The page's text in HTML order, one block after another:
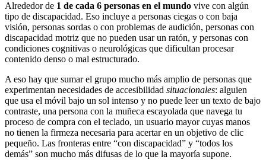
Alrededor de 1 de cada 6 personas en el mundo vive con algún
tipo de discapacidad. Eso incluye a personas ciegas o con baja
visión, personas sordas o con problemas de audición, personas con
discapacidad motriz que no pueden usar un ratón, y personas con
condiciones cognitivas o neurológicas que dificultan procesar
contenido denso o mal estructurado.
A eso hay que sumar el grupo mucho más amplio de personas que
experimentan necesidades de accesibilidad situacionales: alguien
que usa el móvil bajo un sol intenso y no puede leer un texto de bajo
contraste, una persona con la muñeca escayolada que navega tu
proceso de compra con el teclado, un usuario mayor cuyas manos
no tienen la firmeza necesaria para acertar en un objetivo de clic
pequeño. Las fronteras entre “con discapacidad” y “todos los
demás” son mucho más difusas de lo que la mayoría supone.